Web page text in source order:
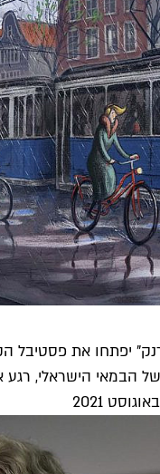
יפתחו את פסטיבל
הישראלי, רגע אחרי